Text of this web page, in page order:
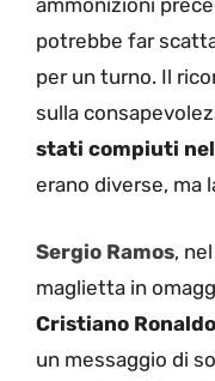
ammonizioni
potrebbe far
per un turno. Il
sulla
stati compiuti
erano diverse, ma
Sergio Ramos,
maglietta in
Cristiano Ronaldo
un messaggio di